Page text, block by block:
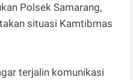
Polsek Samarang,
situasi Kamtibmas
terjalin komunikasi